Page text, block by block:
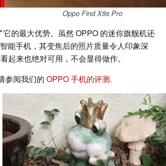
Oppo Find X9s Pro
的最大优势。虽然 OPPO 的迷你旗舰机还
能手机，其变焦后的照片质量令人印象深
起来也绝对可用，不会显得做作。
参阅我们的 OPPO 手机的评测.